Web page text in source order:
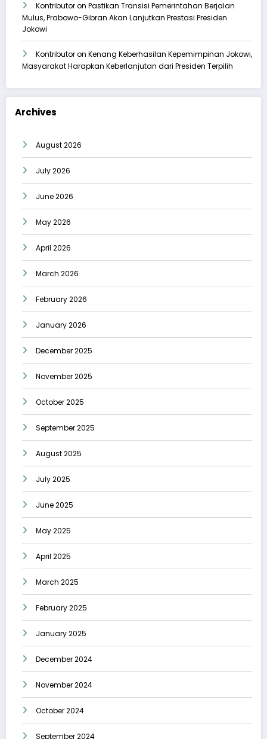
Kontributoron Pastikan Transisi Pemerintahan Berjalan
Mulus, Prabowo-Gibran Akan Lanjutkan Prestasi Presiden
Jokowi
Kontributoron Kenang Keberhasilan Kepemimpinan Jokowi,
Masyarakat Harapkan Keberlanjutan dari Presiden Terpilih
Archives
August 2026
July 2026
June 2026
May 2026
April 2026
March 2026
February 2026
January 2026
December 2025
November 2025
October 2025
September 2025
August 2025
July 2025
June 2025
May 2025
April 2025
March 2025
February 2025
January 2025
December 2024
November 2024
October 2024
September 2024